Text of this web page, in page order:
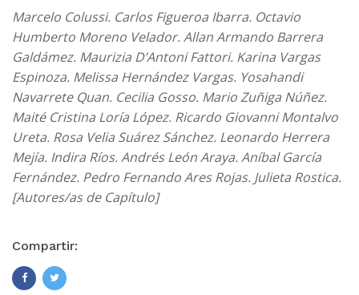
Marcelo Colussi. Carlos Figueroa Ibarra. Octavio
Humberto Moreno Velador. Allan Armando Barrera
Galdámez. Maurizia D’Antoni Fattori. Karina Vargas
Espinoza. Melissa Hernández Vargas. Yosahandi
Navarrete Quan. Cecilia Gosso. Mario Zuñiga Núñez.
Maité Cristina Loría López. Ricardo Giovanni Montalvo
Ureta. Rosa Velia Suárez Sánchez. Leonardo Herrera
Mejía. Indira Ríos. Andrés León Araya. Aníbal García
Fernández. Pedro Fernando Ares Rojas. Julieta Rostica.
[Autores/as de Capítulo]
Compartir: